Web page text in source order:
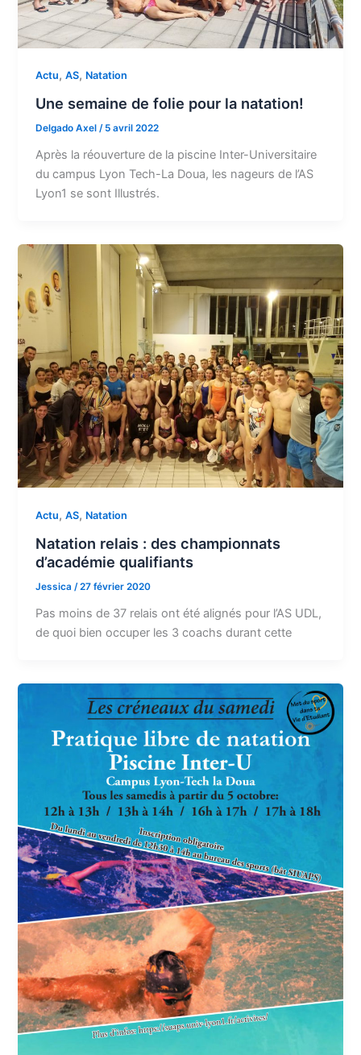
Actu,AS, Natation
Une semaine de folie pour la natation!
Delgado Axel/ 5 avril 2022
Après la réouverture de la piscine Inter-Universitaire
du campus Lyon Tech-La Doua, les nageurs de l’AS
Lyon1 se sont Illustrés.
Actu,AS, Natation
Natation relais : des championnats
d’académie qualifiants
Jessica /27 février 2020
Pas moins de 37 relais ont été alignés pour l’AS UDL,
de quoi bien occuper les 3 coachs durant cette